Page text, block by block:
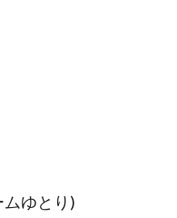
ゆとり)